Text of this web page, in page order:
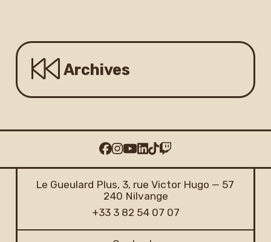
Archives
Le Gueulard Plus, 3, rue Victor Hugo — 57
240 Nilvange
+33 3 82 54 07 07